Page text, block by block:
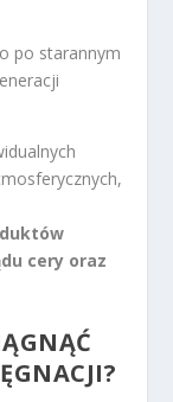
po starannym
cery oraz